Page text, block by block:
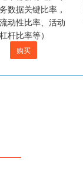
数据关键比率，
动性比率、活动
杆比率等）
购买